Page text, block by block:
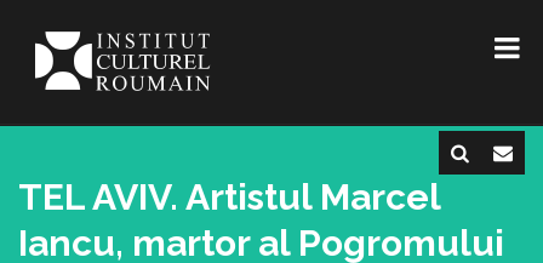
TEL AVIV. Artistul Marcel
Iancu, martor al Pogromului